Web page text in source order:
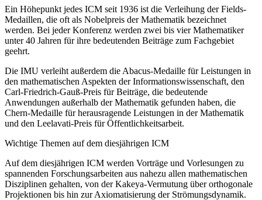
Ein Höhepunkt jedes ICM seit 1936 ist die Verleihung der Fields-
Medaillen, die oft als Nobelpreis der Mathematik bezeichnet
werden. Bei jeder Konferenz werden zwei bis vier Mathematiker
unter 40 Jahren für ihre bedeutenden Beiträge zum Fachgebiet
geehrt.
Die IMU verleiht außerdem die Abacus-Medaille für Leistungen in
den mathematischen Aspekten der Informationswissenschaft, den
Carl-Friedrich-Gauß-Preis für Beiträge, die bedeutende
Anwendungen außerhalb der Mathematik gefunden haben, die
Chern-Medaille für herausragende Leistungen in der Mathematik
und den Leelavati-Preis für Öffentlichkeitsarbeit.
Wichtige Themen auf dem diesjährigen ICM
Auf dem diesjährigen ICM werden Vorträge und Vorlesungen zu
spannenden Forschungsarbeiten aus nahezu allen mathematischen
Disziplinen gehalten, von der Kakeya-Vermutung über orthogonale
Projektionen bis hin zur Axiomatisierung der Strömungsdynamik.